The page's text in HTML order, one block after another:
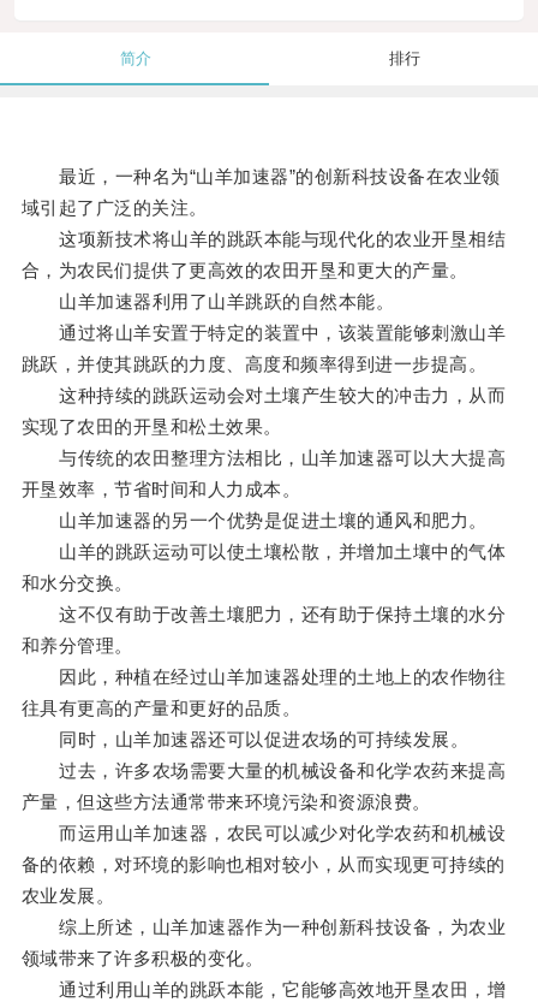
简介 排行
最近，一种名为“山羊加速器”的创新科技设备在农业领
域引起了广泛的关注。
这项新技术将山羊的跳跃本能与现代化的农业开垦相结
合，为农民们提供了更高效的农田开垦和更大的产量。
山羊加速器利用了山羊跳跃的自然本能。
通过将山羊安置于特定的装置中，该装置能够刺激山羊
跳跃，并使其跳跃的力度、高度和频率得到进一步提高。
这种持续的跳跃运动会对土壤产生较大的冲击力，从而
实现了农田的开垦和松土效果。
与传统的农田整理方法相比，山羊加速器可以大大提高
开垦效率，节省时间和人力成本。
山羊加速器的另一个优势是促进土壤的通风和肥力。
山羊的跳跃运动可以使土壤松散，并增加土壤中的气体
和水分交换。
这不仅有助于改善土壤肥力，还有助于保持土壤的水分
和养分管理。
因此，种植在经过山羊加速器处理的土地上的农作物往
往具有更高的产量和更好的品质。
同时，山羊加速器还可以促进农场的可持续发展。
过去，许多农场需要大量的机械设备和化学农药来提高
产量，但这些方法通常带来环境污染和资源浪费。
而运用山羊加速器，农民可以减少对化学农药和机械设
备的依赖，对环境的影响也相对较小，从而实现更可持续的
农业发展。
综上所述，山羊加速器作为一种创新科技设备，为农业
领域带来了许多积极的变化。
通过利用山羊的跳跃本能，它能够高效地开垦农田，增